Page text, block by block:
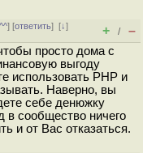
] [ответить][↓]
+ / –
просто дома с
выгоду
использовать РНР и
Наверно, вы
себе денюжку
в сообщество ничего
и от Вас отказаться.